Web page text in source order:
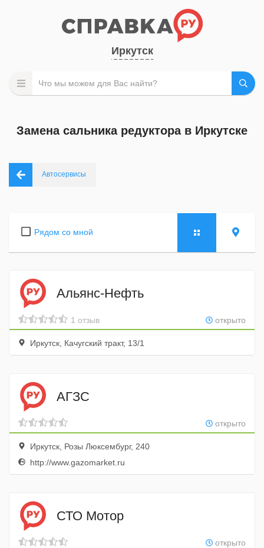
Иркутск
Замена сальника редуктора в Иркутске
Автосервисы
Рядом со мной
Альянс-Нефть
открыто
1 отзыв
Иркутск, Качугский тракт, 13/1
АГЗС
открыто
Иркутск, Розы Люксембург, 240
http://www.gazomarket.ru
СТО Мотор
открыто